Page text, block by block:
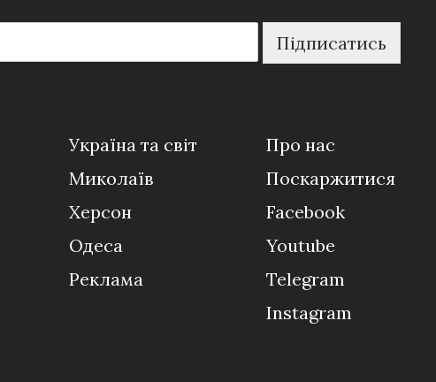
Підписатись
Україна та світ
Миколаїв
Херсон
Одеса
Реклама
Про нас
Поскаржитися
Facebook
Youtube
Telegram
Instagram